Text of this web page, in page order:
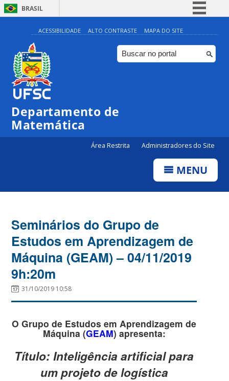
BRASIL
Simplifique!
Comunica BR
Participe
ACESSIBILIDADE ALTO CONTRASTE MAPA DO SITE
Departamento de
Matemática
Área Restrita Administradores do Site
MENU
Seminários do Grupo de
Estudos em Aprendizagem de
Máquina (GEAM) – 04/11/2019
9h:20m
31/10/2019 10:58
O Grupo de Estudos em Aprendizagem de
Máquina (GEAM) apresenta:
Título: Inteligência artificial para
um projeto de logística